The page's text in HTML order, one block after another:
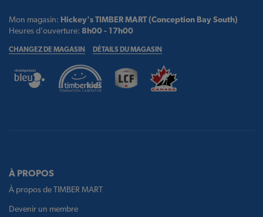
Mon magasin: Hickey's TIMBER MART (Conception Bay South)
Heures d'ouverture: 8h00 - 17h00
CHANGEZ DE MAGASIN DÉTAILS DU MAGASIN
À PROPOS
À propos de TIMBER MART
Devenir un membre